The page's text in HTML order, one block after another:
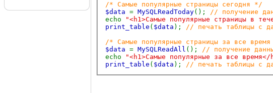
/* Самые популярные страницы сегодня */
$data = MySQLReadToday(); // получение
echo
"<h1>Самые популярные страницы в
print_table ( $data ); // печать таблицы с
/* Самые популярные страницы за все
$data = MySQLReadAll (); // получение
echo
"<h1>Самые популярные за все время</
print_table ( $data ); // печать таблицы с